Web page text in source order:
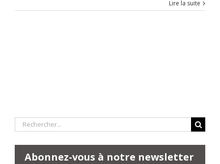
Lire la suite
Rechercher:
Abonnez-vous à notre newsletter